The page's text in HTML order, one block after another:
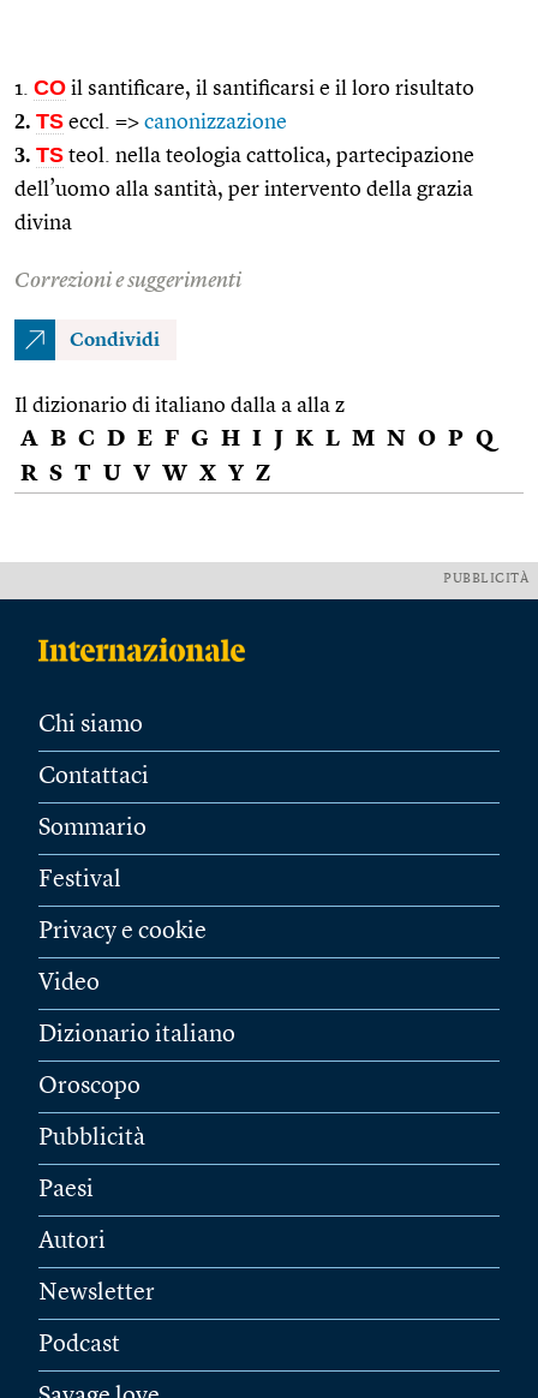
1. CO il santificare, il santificarsi e il loro risultato
2. TS eccl. => canonizzazione
3. TS teol. nella teologia cattolica, partecipazione
dell’uomo alla santità, per intervento della grazia
divina
Correzioni e suggerimenti
Condividi
Il dizionario di italiano dalla a alla z
A B C D E F G H I J K L M N O P Q
R S T U V W X Y Z
PUBBLICITÀ
Chi siamo
Contattaci
Sommario
Festival
Privacy e cookie
Video
Dizionario italiano
Oroscopo
Pubblicità
Paesi
Autori
Newsletter
Podcast